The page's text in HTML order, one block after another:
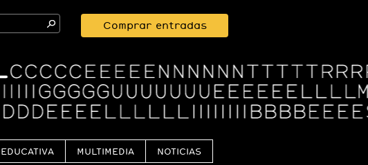
Comprar entradas
MULTIMEDIA NOTICIAS